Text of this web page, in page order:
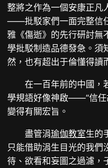
整將之作為一個安康正凡
——批駁家們一面完整信
雅《傷逝》的先行研討無
學批駁制造品德發急。須
然，也有超出于倫懂得讀
在一百年前的中國，
學規語好像神啟——“信任
變得有關宏旨。
盡管涓瑜伽教室生的
只能借助涓生目光的我們
待、欲看和妄圖之過濾，